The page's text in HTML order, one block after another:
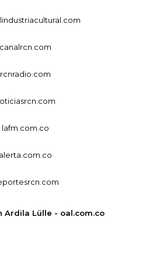
canalrcn.com
rcnradio.com
lafm.com.co
alerta.com.co
Ardila Lülle - oal.com.co